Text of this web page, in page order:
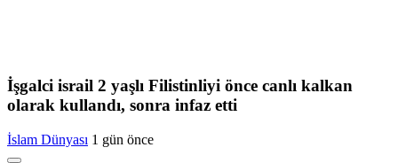
İşgalci israil 2 yaşlı Filistinliyi önce canlı kalkan
olarak kullandı, sonra infaz etti
İslam Dünyası 1 gün önce